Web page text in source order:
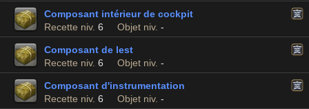
Composant intérieur de cockpit
Recette niv. 6 Objet niv. -
Composant de lest
Recette niv. 6 Objet niv. -
Composant d'instrumentation
Recette niv. 6 Objet niv. -